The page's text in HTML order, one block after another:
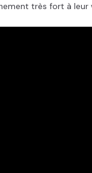
très fort à leur